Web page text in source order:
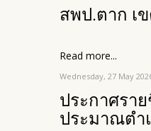
สพป.ตาก เ
Read more...
Wednesday, 27 May
ประกาศรา
ประมาณตำ